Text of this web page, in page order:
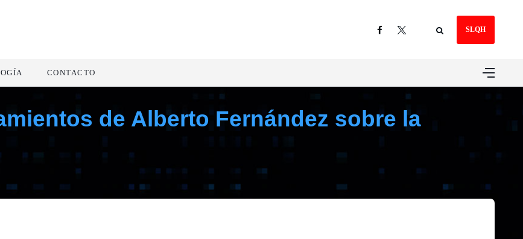
SLQH
CONTACTO
de Alberto Fernández sobre la